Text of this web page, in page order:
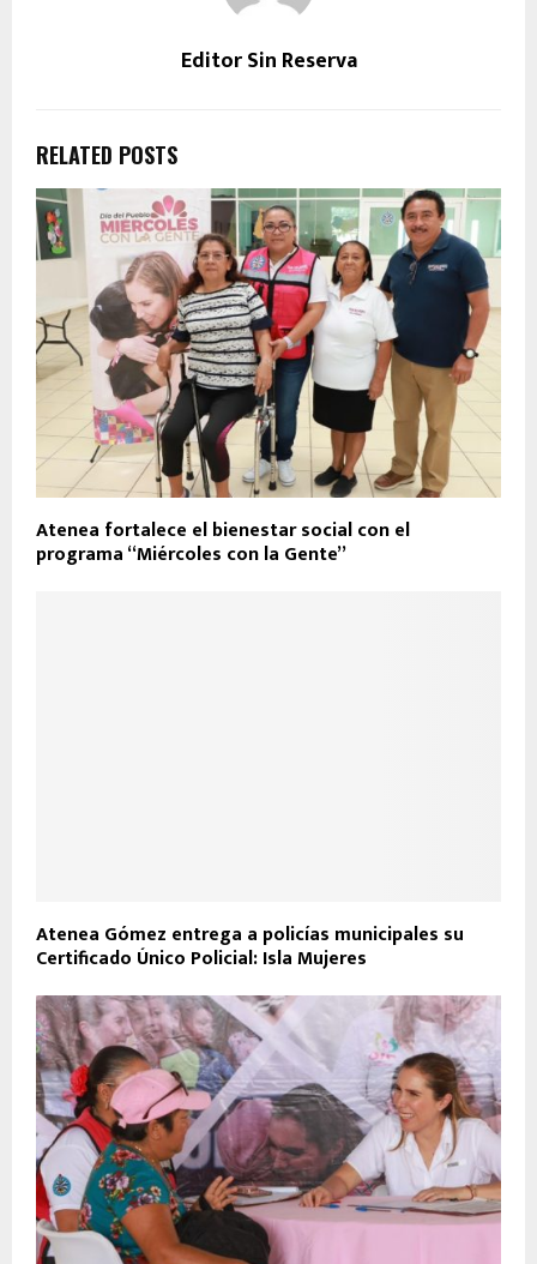
Editor Sin Reserva
RELATED POSTS
Atenea fortalece el bienestar social con el
programa “Miércoles con la Gente”
Atenea Gómez entrega a policías municipales su
Certificado Único Policial: Isla Mujeres